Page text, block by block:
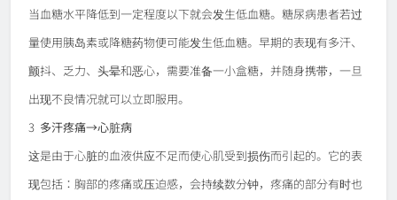
当血糖水平降低到一定程度以下就会发生低血糖。糖尿病患者若过
量使用胰岛素或降糖药物便可能发生低血糖。早期的表现有多汗、
颤抖、乏力、头晕和恶心，需要准备一小盒糖，并随身携带，一旦
出现不良情况就可以立即服用。
3 多汗疼痛→心脏病
这是由于心脏的血液供应不足而使心肌受到损伤而引起的。它的表
现包括：胸部的疼痛或压迫感，会持续数分钟，疼痛的部分有时也